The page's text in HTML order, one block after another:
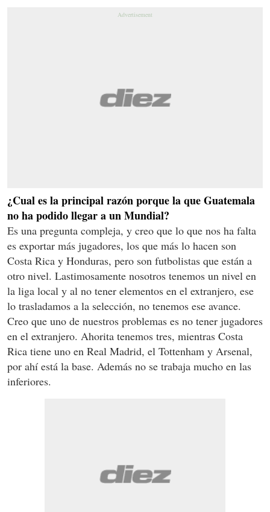
¿Cual es la principal razón porque la que Guatemala
no ha podido llegar a un Mundial?
Es una pregunta compleja, y creo que lo que nos ha falta
es exportar más jugadores, los que más lo hacen son
Costa Rica y Honduras, pero son futbolistas que están a
otro nivel. Lastimosamente nosotros tenemos un nivel en
la liga local y al no tener elementos en el extranjero, ese
lo trasladamos a la selección, no tenemos ese avance.
Creo que uno de nuestros problemas es no tener jugadores
en el extranjero. Ahorita tenemos tres, mientras Costa
Rica tiene uno en Real Madrid, el Tottenham y Arsenal,
por ahí está la base. Además no se trabaja mucho en las
inferiores.